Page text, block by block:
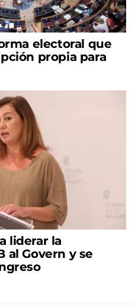
electoral que
propia para
liderar la
al Govern y se